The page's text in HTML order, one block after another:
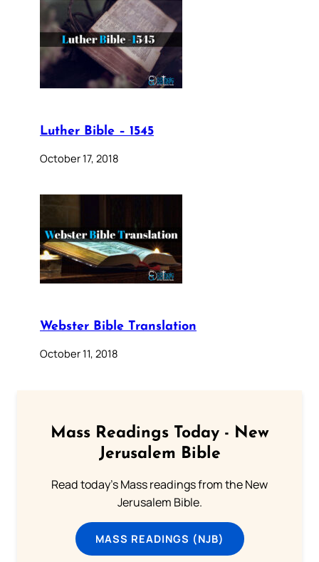
Luther Bible – 1545
October 17, 2018
Webster Bible Translation
October 11, 2018
Mass Readings Today - New
Jerusalem Bible
Read today's Mass readings from the New
Jerusalem Bible.
MASS READINGS (NJB)